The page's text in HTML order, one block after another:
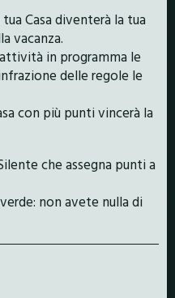
Casa diventerà la tua
vacanza.
in programma le
delle regole le
con più punti vincerà la
che assegna punti a
non avete nulla di